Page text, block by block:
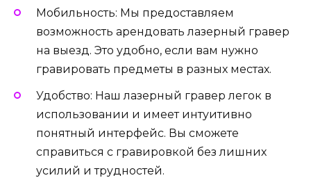
Мобильность: Мы предоставляем
возможность арендовать лазерный гравер
на выезд. Это удобно, если вам нужно
гравировать предметы в разных местах.
Удобство: Наш лазерный гравер легок в
использовании и имеет интуитивно
понятный интерфейс. Вы сможете
справиться с гравировкой без лишних
усилий и трудностей.